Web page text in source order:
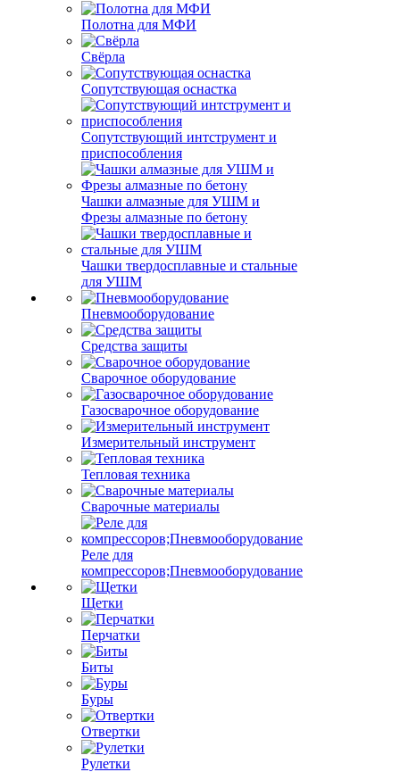
Полотна для МФИ
Свёрла
Сопутствующая оснастка
Сопутствующий интструмент и
приспособления
Чашки алмазные для УШМ и
Фрезы алмазные по бетону
Чашки твердосплавные и стальные
для УШМ
Пневмооборудование
Средства защиты
Сварочное оборудование
Газосварочное оборудование
Измерительный инструмент
Тепловая техника
Сварочные материалы
Реле для
компрессоров;Пневмооборудование
Щетки
Перчатки
Биты
Буры
Отвертки
Рулетки